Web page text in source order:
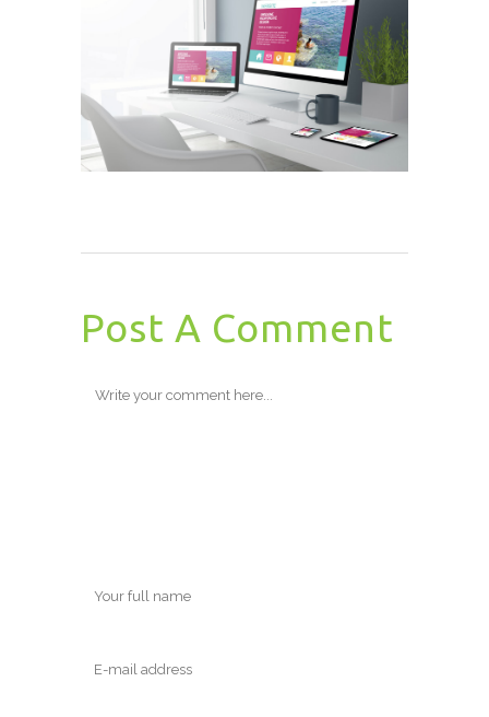
Post A Comment